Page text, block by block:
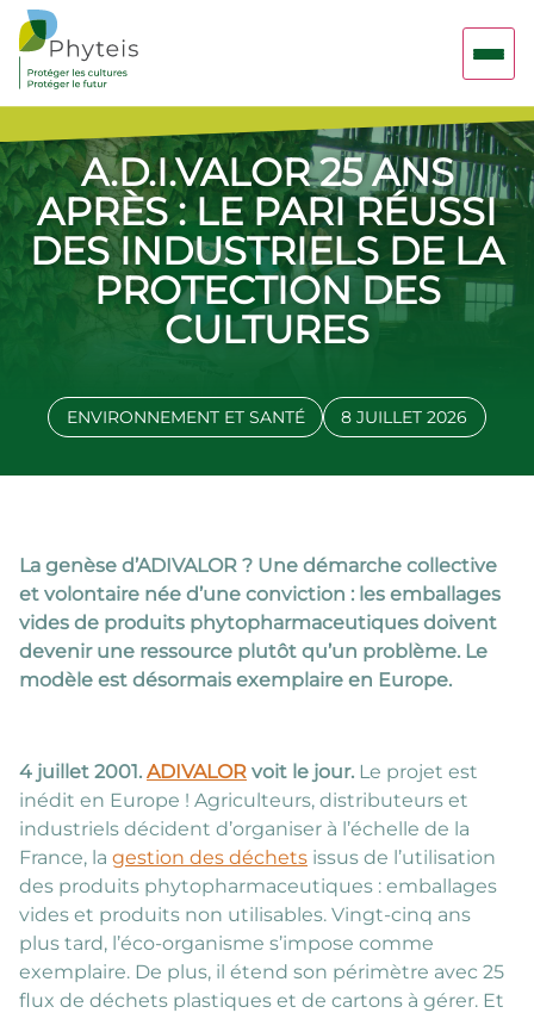
A.D.I.VALOR 25 ANS
APRÈS : LE PARI RÉUSSI
DES INDUSTRIELS DE LA
PROTECTION DES
CULTURES
ENVIRONNEMENT ET SANTÉ 8 JUILLET 2026
La genèse d’ADIVALOR ? Une démarche collective
et volontaire née d’une conviction : les emballages
vides de produits phytopharmaceutiques doivent
devenir une ressource plutôt qu’un problème. Le
modèle est désormais exemplaire en Europe.
4 juillet 2001. ADIVALOR voit le jour. Le projet est
inédit en Europe ! Agriculteurs, distributeurs et
industriels décident d’organiser à l’échelle de la
France, la gestion des déchets issus de l’utilisation
des produits phytopharmaceutiques : emballages
vides et produits non utilisables. Vingt-cinq ans
plus tard, l’éco-organisme s’impose comme
exemplaire. De plus, il étend son périmètre avec 25
flux de déchets plastiques et de cartons à gérer. Et